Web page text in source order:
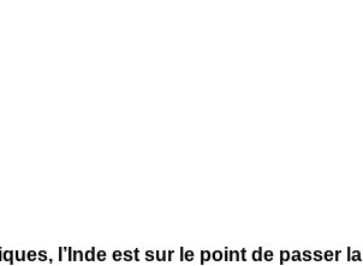
l’Inde est sur le point de passer la